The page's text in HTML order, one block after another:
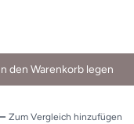
den Warenkorb legen
Zum Vergleich hinzufügen